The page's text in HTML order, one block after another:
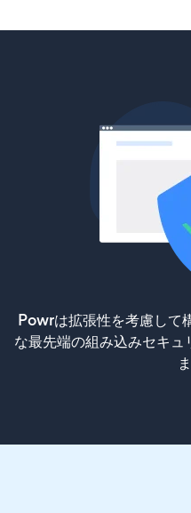
Powrは拡張性を考慮して
な最先端の組み込みセキ